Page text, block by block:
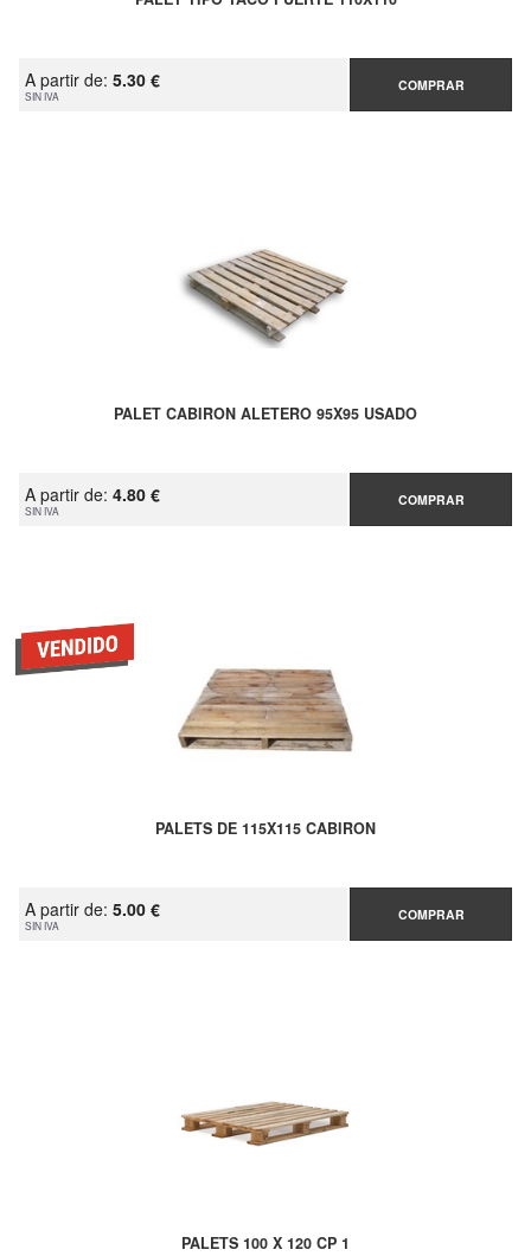
A partir de: 5.30 €
SIN IVA
COMPRAR
PALET CABIRON ALETERO 95X95 USADO
A partir de: 4.80 €
SIN IVA
COMPRAR
PALETS DE 115X115 CABIRON
A partir de: 5.00 €
SIN IVA
COMPRAR
PALETS 100 X 120 CP 1